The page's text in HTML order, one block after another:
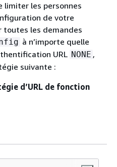
limiter les personnes
de votre
toutes les demandes
à n’importe quelle
URL NONE ,
suivante :
d’URL de fonction